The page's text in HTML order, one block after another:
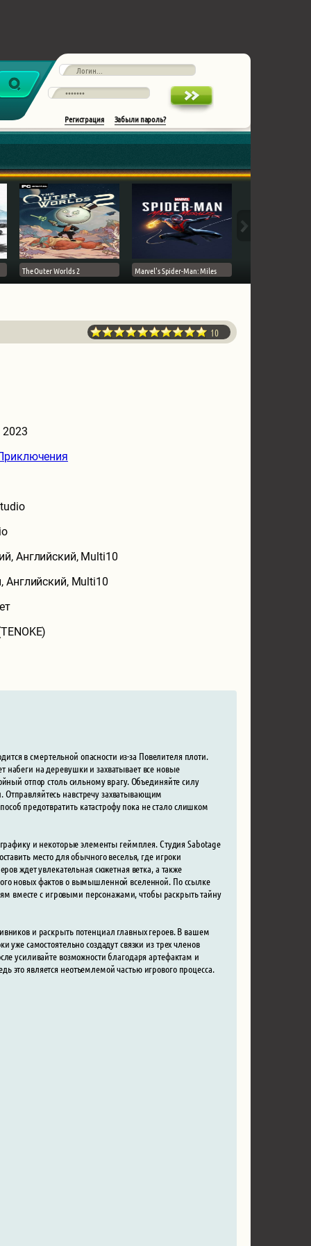
Регистрация Забыли пароль?
The Outer Worlds 2 Marvel's Spider-Man: Miles
10
2023
Английский, Multi10
Английский, Multi10
в смертельной опасности из-за Повелителя плоти.
на деревушки и захватывает все новые
отпор столь сильному врагу. Объединяйте силу
навстречу захватывающим
предотвратить катастрофу пока не стало слишком
и некоторые элементы геймплея. Студия Sabotage
место для обычного веселья, где игроки
ждет увлекательная сюжетная ветка, а также
новых фактов о вымышленной вселенной. По ссылке
вместе с игровыми персонажами, чтобы раскрыть тайну
и раскрыть потенциал главных героев. В вашем
самостоятельно создадут связки из трех членов
усиливайте возможности благодаря артефактам и
является неотъемлемой частью игрового процесса.